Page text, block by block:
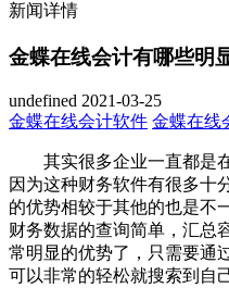
新闻详情
金蝶在线会计有哪些明
undefined 2021-03-25
金蝶在线会计软件 金蝶在线
其实很多企业一直都是在
因为这种财务软件有很多十
的优势相较于其他的也是不
财务数据的查询简单，汇总
常明显的优势了，只需要通
可以非常的轻松就搜索到自